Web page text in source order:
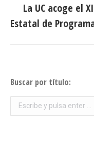
La UC acoge el
Estatal de
Buscar por título:
Buscar: